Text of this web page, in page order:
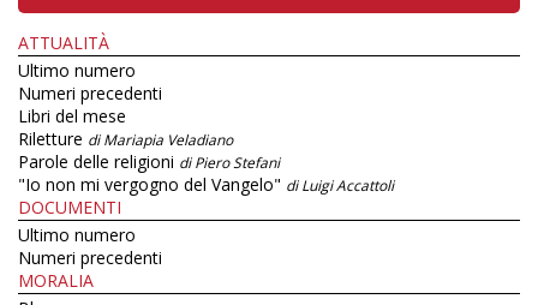
ATTUALITÀ
Ultimo numero
Numeri precedenti
Libri del mese
Riletture di Mariapia Veladiano
Parole delle religioni di Piero Stefani
"Io non mi vergogno del Vangelo" di Luigi Accattoli
DOCUMENTI
Ultimo numero
Numeri precedenti
MORALIA